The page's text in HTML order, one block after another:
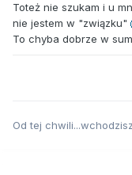
Toteż nie szukam i u
nie jestem w "związku"
To chyba dobrze w
Od tej